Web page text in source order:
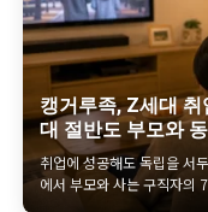
캥거루족, Z세대
대 절반도 부모와
취업에 성공해도 독립을 서
에서 부모와 사는 구직자의